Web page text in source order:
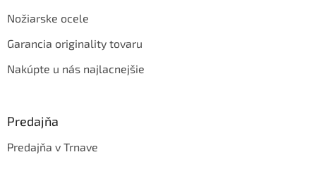
Nožiarske ocele
Garancia originality tovaru
Nakúpte u nás najlacnejšie
Predajňa
Predajňa v Trnave